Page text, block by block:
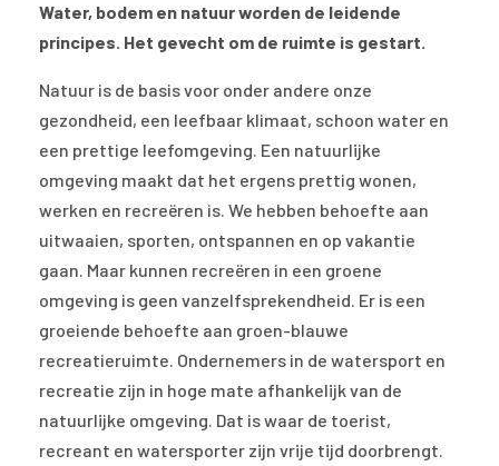
Water, bodem en natuur worden de leidende
principes. Het gevecht om de ruimte is gestart.
Natuur is de basis voor onder andere onze
gezondheid, een leefbaar klimaat, schoon water en
een prettige leefomgeving. Een natuurlijke
omgeving maakt dat het ergens prettig wonen,
werken en recreëren is. We hebben behoefte aan
uitwaaien, sporten, ontspannen en op vakantie
gaan. Maar kunnen recreëren in een groene
omgeving is geen vanzelfsprekendheid. Er is een
groeiende behoefte aan groen-blauwe
recreatieruimte. Ondernemers in de watersport en
recreatie zijn in hoge mate afhankelijk van de
natuurlijke omgeving. Dat is waar de toerist,
recreant en watersporter zijn vrije tijd doorbrengt.